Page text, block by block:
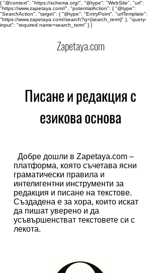
{ "@context": "https://schema.org/", "@type": "WebSite", "url":
"https://www.zapetaya.com//", "potentialAction": { "@type":
"SearchAction", "target": { "@type": "EntryPoint", "urlTemplate":
"https://www.zapetaya.com//search?q={search_term}" }, "query-
input": "required name=search_term" } }
Zapetaya.com
Писане и редакция с
езикова основа
Добре дошли в Zapetaya.com –
платформа, която съчетава ясни
граматически правила и
интелигентни инструменти за
редакция и писане на текстове.
Създадена е за хора, които искат
да пишат уверено и да
усъвършенстват текстовете си с
лекота.